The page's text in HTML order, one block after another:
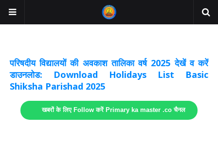
परिषदीय विद्यालयों की अवकाश तालिका वर्ष 2025 देखें व करें
डाउनलोड: Download Holidays List Basic
Shiksha Parishad 2025
खबरों के लिए Follow करें Primary ka master .co चैनल